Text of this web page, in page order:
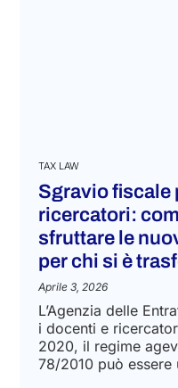
TAX LAW
Sgravio fiscale
ricercatori:
sfruttare le
per chi si è
Aprile 3, 2026
L’Agenzia delle
i docenti e
2020, il regime
78/2010 può essere